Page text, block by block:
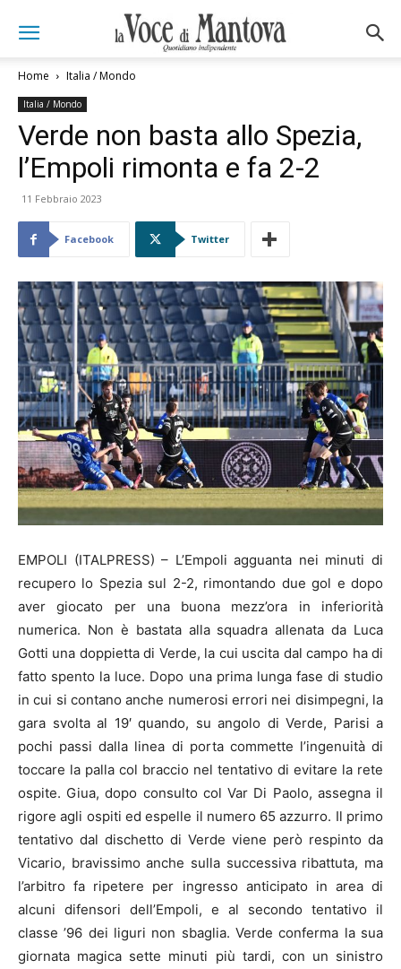
Home Italia / Mondo
Italia / Mondo
Verde non basta allo Spezia,
l’Empoli rimonta e fa 2-2
11 Febbraio 2023
Facebook Twitter
EMPOLI (ITALPRESS) – L’Empoli agguanta nei minuti di
recupero lo Spezia sul 2-2, rimontando due gol e dopo
aver giocato per una buona mezz’ora in inferiorità
numerica. Non è bastata alla squadra allenata da Luca
Gotti una doppietta di Verde, la cui uscita dal campo ha di
fatto spento la luce. Dopo una prima lunga fase di studio
in cui si contano anche numerosi errori nei disimpegni, la
gara svolta al 19′ quando, su angolo di Verde, Parisi a
pochi passi dalla linea di porta commette l’ingenuità di
toccare la palla col braccio nel tentativo di evitare la rete
ospite. Giua, dopo consulto col Var Di Paolo, assegna il
rigore agli ospiti ed espelle il numero 65 azzurro. Il primo
tentativo dal dischetto di Verde viene però respinto da
Vicario, bravissimo anche sulla successiva ribattuta, ma
l’arbitro fa ripetere per ingresso anticipato in area di
alcuni difensori dell’Empoli, e al secondo tentativo il
classe ’96 dei liguri non sbaglia. Verde conferma la sua
giornata magica sette minuti più tardi, con un sinistro